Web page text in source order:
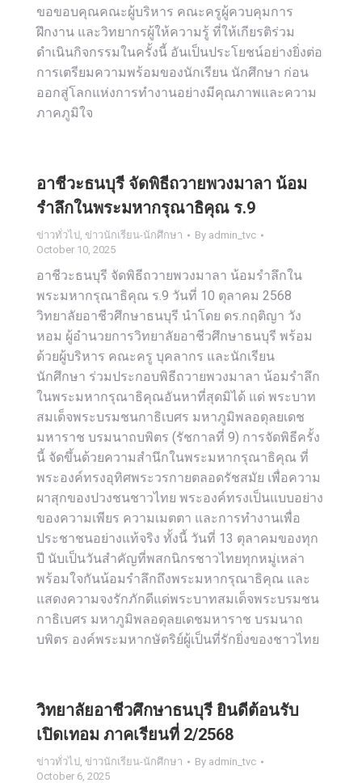
ขอขอบคุณคณะผู้บริหาร คณะครูผู้ควบคุมการ
ฝึกงาน และวิทยากรผู้ให้ความรู้ ที่ให้เกียรติร่วม
ดำเนินกิจกรรมในครั้งนี้ อันเป็นประโยชน์อย่างยิ่งต่อ
การเตรียมความพร้อมของนักเรียน นักศึกษา ก่อน
ออกสู่โลกแห่งการทำงานอย่างมีคุณภาพและความ
ภาคภูมิใจ
อาชีวะธนบุรี จัดพิธีถวายพวงมาลา น้อม
รำลึกในพระมหากรุณาธิคุณ ร.9
ข่าวทั่วไป, ข่าวนักเรียน-นักศึกษา By admin_tvc
October 10, 2025
อาชีวะธนบุรี จัดพิธีถวายพวงมาลา น้อมรำลึกใน
พระมหากรุณาธิคุณ ร.9 วันที่ 10 ตุลาคม 2568
วิทยาลัยอาชีวศึกษาธนบุรี นำโดย ดร.กฤติญา วัง
หอม ผู้อำนวยการวิทยาลัยอาชีวศึกษาธนบุรี พร้อม
ด้วยผู้บริหาร คณะครู บุคลากร และนักเรียน
นักศึกษา ร่วมประกอบพิธีถวายพวงมาลา น้อมรำลึก
ในพระมหากรุณาธิคุณอันหาที่สุดมิได้ แด่ พระบาท
สมเด็จพระบรมชนกาธิเบศร มหาภูมิพลอดุลยเดช
มหาราช บรมนาถบพิตร (รัชกาลที่ 9) การจัดพิธีครั้ง
นี้ จัดขึ้นด้วยความสำนึกในพระมหากรุณาธิคุณ ที่
พระองค์ทรงอุทิศพระวรกายตลอดรัชสมัย เพื่อความ
ผาสุกของปวงชนชาวไทย พระองค์ทรงเป็นแบบอย่าง
ของความเพียร ความเมตตา และการทำงานเพื่อ
ประชาชนอย่างแท้จริง ทั้งนี้ วันที่ 13 ตุลาคมของทุก
ปี นับเป็นวันสำคัญที่พสกนิกรชาวไทยทุกหมู่เหล่า
พร้อมใจกันน้อมรำลึกถึงพระมหากรุณาธิคุณ และ
แสดงความจงรักภักดีแด่พระบาทสมเด็จพระบรมชน
กาธิเบศร มหาภูมิพลอดุลยเดชมหาราช บรมนาถ
บพิตร องค์พระมหากษัตริย์ผู้เป็นที่รักยิ่งของชาวไทย
วิทยาลัยอาชีวศึกษาธนบุรี ยินดีต้อนรับ
เปิดเทอม ภาคเรียนที่ 2/2568
ข่าวทั่วไป, ข่าวนักเรียน-นักศึกษา By admin_tvc
October 6, 2025